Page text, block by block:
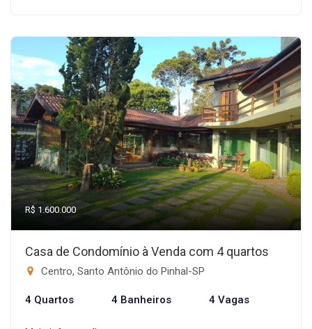
R$ 1.600.000
Casa de Condomínio à Venda com 4 quartos
Centro, Santo Antônio do Pinhal-SP
4 Quartos 4 Banheiros 4 Vagas